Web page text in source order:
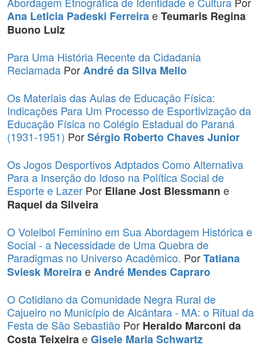
Ana Leticia Padeski FerreiraeTeumaris Regina
Buono Luiz
Para Uma História Recente da Cidadania
Reclamada PorAndré da Silva Mello
Os Materiais das Aulas de Educação Física:
Indicações Para Um Processo de Esportivização da
Educação Física no Colégio Estadual do Paraná
(1931-1951) PorSérgio Roberto Chaves Junior
Os Jogos Desportivos Adptados Como Alternativa
Para a Inserção do Idoso na Política Social de
Esporte e Lazer Por Eliane Jost Blessmann e
Raquel da Silveira
O Voleibol Feminino em Sua Abordagem Histórica e
Social - a Necessidade de Uma Quebra de
Paradigmas no Universo Acadêmico. PorTatiana
Sviesk MoreiraeAndré Mendes Capraro
O Cotidiano da Comunidade Negra Rural de
Cajueiro no Município de Alcântara - MA: o Ritual da
Festa de São Sebastião Por Heraldo Marconi da
Costa TeixeiraeGisele Maria Schwartz